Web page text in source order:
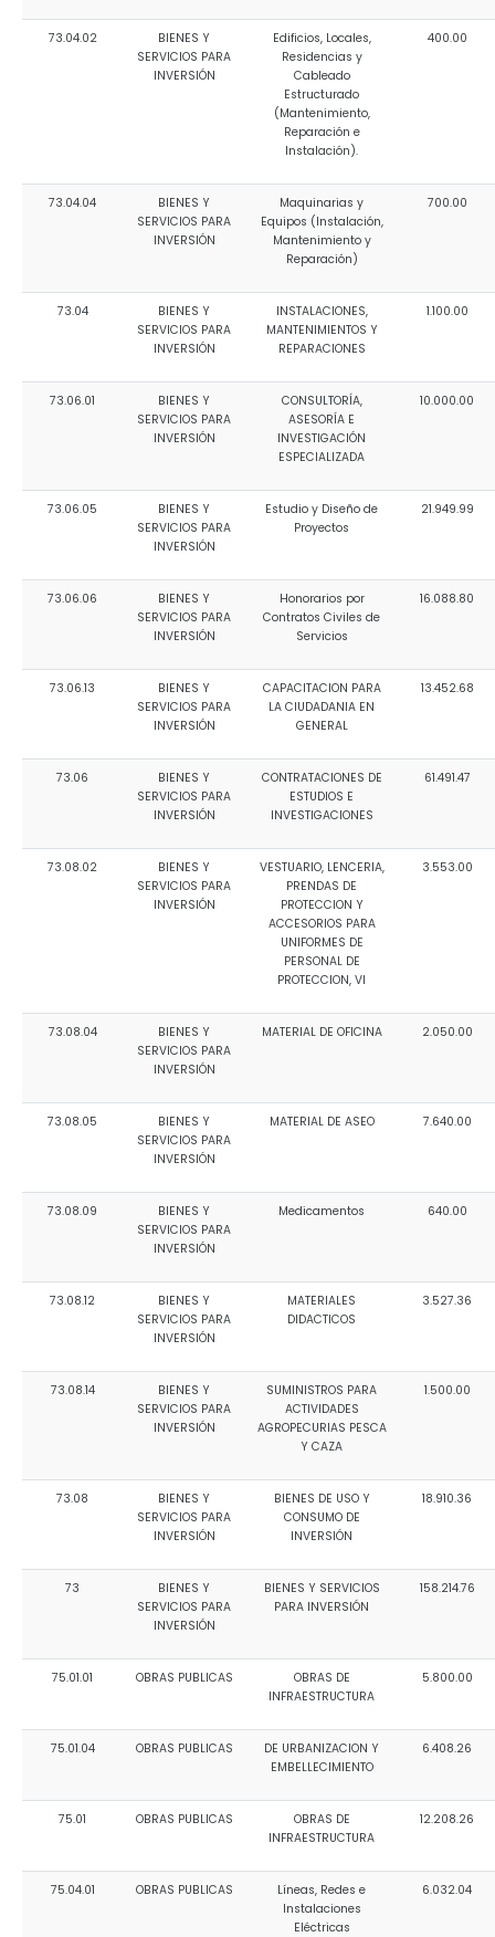
73.04.02
BIENES Y
SERVICIOS PARA
INVERSIÓN
Edificios, Locales,
Residencias y
Cableado
Estructurado
(Mantenimiento,
Reparación e
Instalación).
400.00
73.04.04
BIENES Y
SERVICIOS PARA
INVERSIÓN
Maquinarias y
Equipos (Instalación,
Mantenimiento y
Reparación)
700.00
73.04
BIENES Y
SERVICIOS PARA
INVERSIÓN
INSTALACIONES,
MANTENIMIENTOS Y
REPARACIONES
1.100.00
73.06.01
BIENES Y
SERVICIOS PARA
INVERSIÓN
CONSULTORÍA,
ASESORÍA E
INVESTIGACIÓN
ESPECIALIZADA
10.000.00
73.06.05
BIENES Y
SERVICIOS PARA
INVERSIÓN
Estudio y Diseño de
Proyectos
21.949.99
73.06.06
BIENES Y
SERVICIOS PARA
INVERSIÓN
Honorarios por
Contratos Civiles de
Servicios
16.088.80
73.06.13
BIENES Y
SERVICIOS PARA
INVERSIÓN
CAPACITACION PARA
LA CIUDADANIA EN
GENERAL
13.452.68
73.06
BIENES Y
SERVICIOS PARA
INVERSIÓN
CONTRATACIONES DE
ESTUDIOS E
INVESTIGACIONES
61.491.47
73.08.02
BIENES Y
SERVICIOS PARA
INVERSIÓN
VESTUARIO, LENCERIA,
PRENDAS DE
PROTECCION Y
ACCESORIOS PARA
UNIFORMES DE
PERSONAL DE
PROTECCION, VI
3.553.00
73.08.04
BIENES Y
SERVICIOS PARA
INVERSIÓN
MATERIAL DE OFICINA 2.050.00
73.08.05
BIENES Y
SERVICIOS PARA
INVERSIÓN
MATERIAL DE ASEO 7.640.00
73.08.09
BIENES Y
SERVICIOS PARA
INVERSIÓN
Medicamentos 640.00
73.08.12
BIENES Y
SERVICIOS PARA
INVERSIÓN
MATERIALES
DIDACTICOS
3.527.36
73.08.14
BIENES Y
SERVICIOS PARA
INVERSIÓN
SUMINISTROS PARA
ACTIVIDADES
AGROPECURIAS PESCA
Y CAZA
1.500.00
73.08
BIENES Y
SERVICIOS PARA
INVERSIÓN
BIENES DE USO Y
CONSUMO DE
INVERSIÓN
18.910.36
73
BIENES Y
SERVICIOS PARA
INVERSIÓN
BIENES Y SERVICIOS
PARA INVERSIÓN
158.214.76
75.01.01 OBRAS PUBLICAS
OBRAS DE
INFRAESTRUCTURA
5.800.00
75.01.04 OBRAS PUBLICAS
DE URBANIZACION Y
EMBELLECIMIENTO
6.408.26
75.01 OBRAS PUBLICAS
OBRAS DE
INFRAESTRUCTURA
12.208.26
75.04.01 OBRAS PUBLICAS
Líneas, Redes e
Instalaciones
Eléctricas
6.032.04